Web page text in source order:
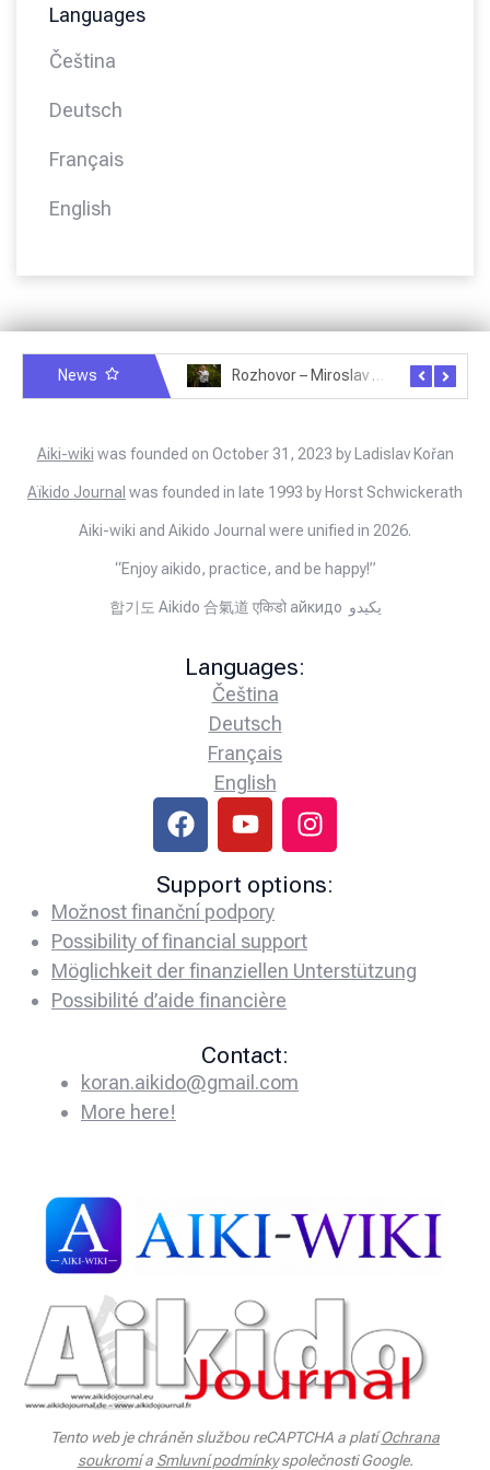
Languages
Čeština
Deutsch
Français
English
News Rozhovor – Miroslav Šmíd – 22.3.2025
Aiki-wiki was founded on October 31, 2023 by Ladislav Kořan
Aïkido Journal was founded in late 1993 by Horst Schwickerath
Aiki-wiki and Aikido Journal were unified in 2026.
“Enjoy aikido, practice, and be happy!”
합기도 Aikido 合氣道 एकिडो айкидо يكيدو
Languages:
Čeština
Deutsch
Français
English
Support options:
Možnost finanční podpory
Possibility of financial support
Möglichkeit der finanziellen Unterstützung
Possibilité d’aide financière
Contact:
koran.aikido@gmail.com
More here!
Tento web je chráněn službou reCAPTCHA a platíOchrana
soukromía Smluvní podmínkyspolečnosti Google.